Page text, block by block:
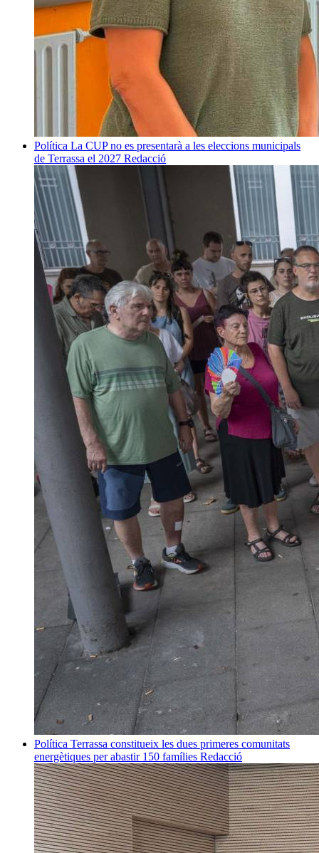
Política La CUP no es presentarà a les eleccions municipals
de Terrassa el 2027 Redacció
Política Terrassa constitueix les dues primeres comunitats
energètiques per abastir 150 famílies Redacció